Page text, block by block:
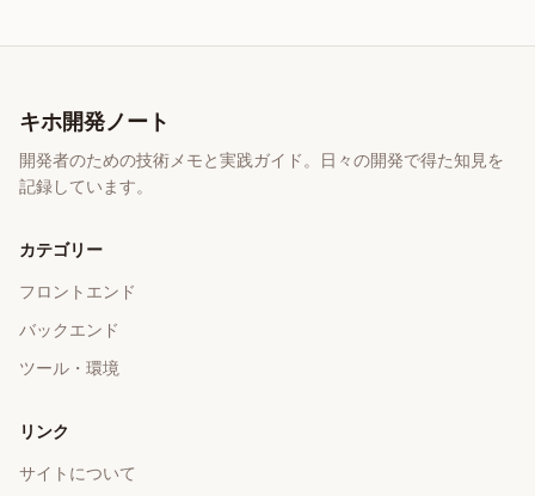
キホ開発ノート
開発者のための技術メモと実践ガイド。日々の開発で得た知見を
記録しています。
カテゴリー
フロントエンド
バックエンド
ツール・環境
リンク
サイトについて